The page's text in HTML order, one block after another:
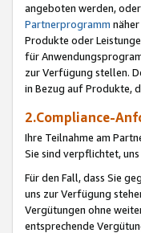
angeboten werden,
Partnerprogramm
Produkte oder
für
zur Verfügung stellen.
in Bezug auf Produkte,
2.Compliance-
Ihre Teilnahme am
Sie sind verpflichtet,
Für den Fall, dass Sie
uns zur Verfügung
Vergütungen ohne
entsprechende